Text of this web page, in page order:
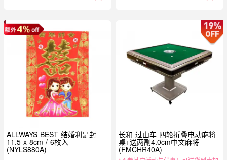
ALLWAYS BEST 结婚利是封
11.5 x 8cm / 6枚入
(NYLS880A)
长和 过山车 四轮折叠电动麻将
桌+送两副4.0cm中文麻将
(FMCHR40A)